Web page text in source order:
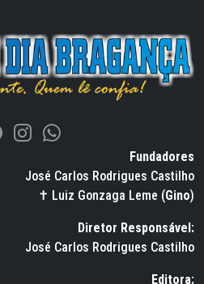
Fundadores
José Carlos Rodrigues Castilho
✝ Luiz Gonzaga Leme (Gino)
Diretor Responsável:
José Carlos Rodrigues Castilho
Editora: